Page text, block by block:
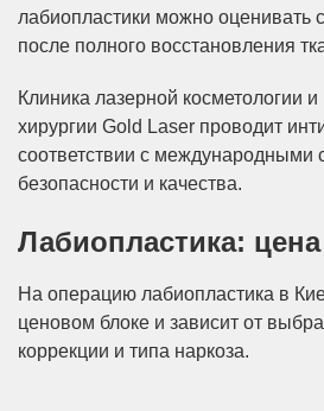
лабиопластики можно оценивать
после полного восстановления
Клиника лазерной косметологии и
хирургии Gold Laser проводит
соответствии с международными
безопасности и качества.
Лабиопластика:
На операцию лабиопластика в
ценовом блоке и зависит от
коррекции и типа наркоза.